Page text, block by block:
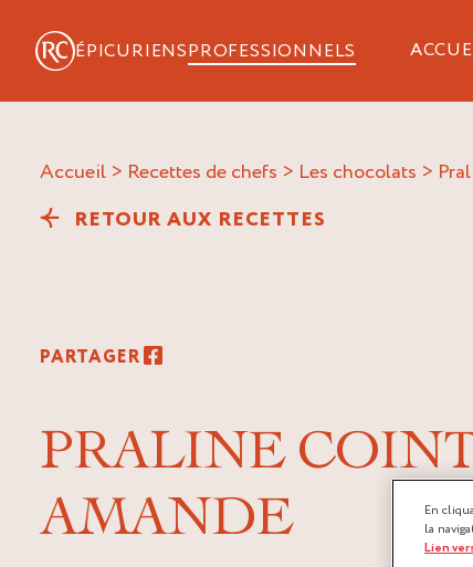
ÉPICURIENSPROFESSIONNELS
Accueil > Recettes de chefs > Les chocolats >
RETOUR AUX RECETTES
PARTAGER
PRALINE
AMANDE
En
la
Lien